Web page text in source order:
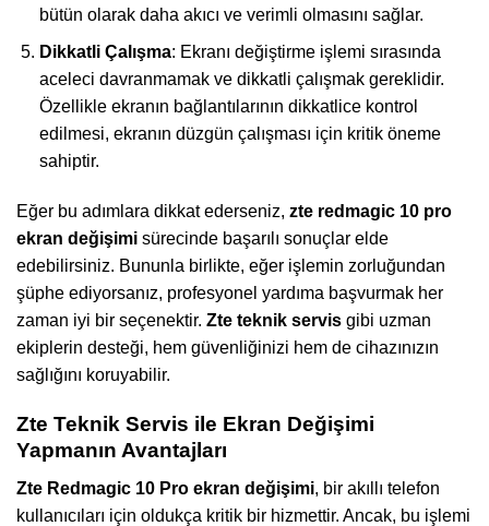
bütün olarak daha akıcı ve verimli olmasını sağlar.
Dikkatli Çalışma: Ekranı değiştirme işlemi sırasında
aceleci davranmamak ve dikkatli çalışmak gereklidir.
Özellikle ekranın bağlantılarının dikkatlice kontrol
edilmesi, ekranın düzgün çalışması için kritik öneme
sahiptir.
Eğer bu adımlara dikkat ederseniz, zte redmagic 10 pro
ekran değişimi sürecinde başarılı sonuçlar elde
edebilirsiniz. Bununla birlikte, eğer işlemin zorluğundan
şüphe ediyorsanız, profesyonel yardıma başvurmak her
zaman iyi bir seçenektir. Zte teknik servis gibi uzman
ekiplerin desteği, hem güvenliğinizi hem de cihazınızın
sağlığını koruyabilir.
Zte Teknik Servis ile Ekran Değişimi
Yapmanın Avantajları
Zte Redmagic 10 Pro ekran değişimi, bir akıllı telefon
kullanıcıları için oldukça kritik bir hizmettir. Ancak, bu işlemi